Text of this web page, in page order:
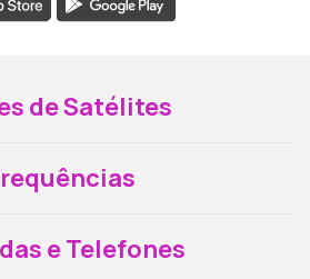
de Satélites
e Telefones